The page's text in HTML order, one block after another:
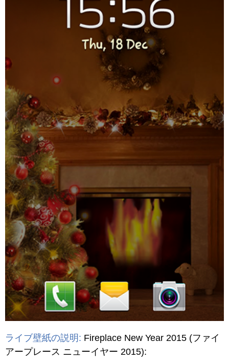
ライブ壁紙の説明: Fireplace New Year 2015 (ファイ
アープレース ニューイヤー 2015):